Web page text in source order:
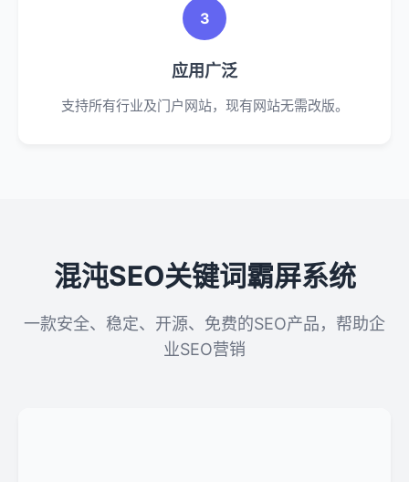
3
应用广泛
支持所有行业及门户网站，现有网站无需改版。
混沌SEO关键词霸屏系统
一款安全、稳定、开源、免费的SEO产品，帮助企
业SEO营销